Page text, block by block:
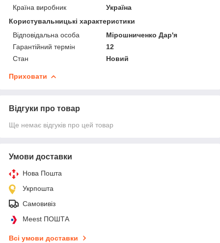
Країна виробник
Україна
Користувальницькі характеристики
Відповідальна особа
Мірошниченко Дар'я
Гарантійний термін
12
Стан
Новий
Приховати
Відгуки про товар
Ще немає відгуків про цей товар
Умови доставки
Нова Пошта
Укрпошта
Самовивіз
Meest ПОШТА
Всі умови доставки